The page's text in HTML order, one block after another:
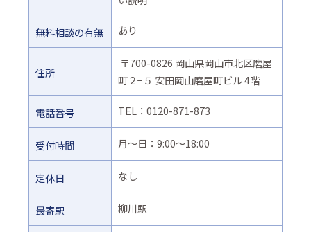
無料相談の有無 あり
住所
〒700-0826 岡山県岡山市北区磨屋
町２−５ 安田岡山磨屋町ビル 4階
電話番号 TEL：0120-871-873
受付時間 月〜日：9:00～18:00
定休日 なし
最寄駅 柳川駅